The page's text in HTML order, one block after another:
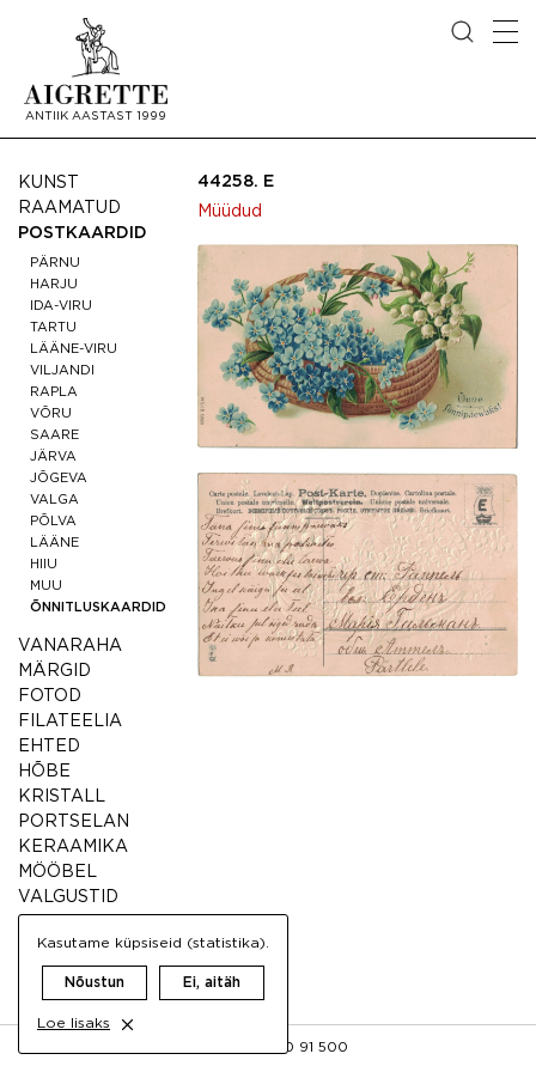
ANTIIK AASTAST 1999
KUNST
RAAMATUD
POSTKAARDID
PÄRNU
HARJU
IDA-VIRU
TARTU
LÄÄNE-VIRU
VILJANDI
RAPLA
VÕRU
SAARE
JÄRVA
JÕGEVA
VALGA
PÕLVA
LÄÄNE
HIIU
MUU
ÕNNITLUSKAARDID
VANARAHA
MÄRGID
FOTOD
FILATEELIA
EHTED
HÕBE
KRISTALL
PORTSELAN
KERAAMIKA
MÖÖBEL
VALGUSTID
MUU ANTIIK
VINTAGE
44258. E
Müüdud
+372 50 91 500
Kasutame küpsiseid (statistika).
Nõustun Ei, aitäh
Loe lisaks